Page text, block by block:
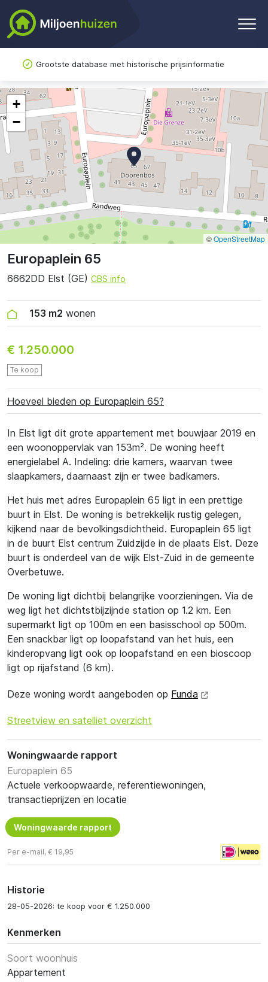
Grootste database met historische prijsinformatie
Europaplein 65
6662DD Elst (GE) CBS info
153 m2 wonen
€ 1.250.000
Te koop
Hoeveel bieden op Europaplein 65?
In Elst ligt dit grote appartement met bouwjaar 2019 en
een woonoppervlak van 153m². De woning heeft
energielabel A. Indeling: drie kamers, waarvan twee
slaapkamers, daarnaast zijn er twee badkamers.
Het huis met adres Europaplein 65 ligt in een prettige
buurt in Elst. De woning is betrekkelijk rustig gelegen,
kijkend naar de bevolkingsdichtheid. Europaplein 65 ligt
in de buurt Elst centrum Zuidzijde in de plaats Elst. Deze
buurt is onderdeel van de wijk Elst-Zuid in de gemeente
Overbetuwe.
De woning ligt dichtbij belangrijke voorzieningen. Via de
weg ligt het dichtstbijzijnde station op 1.2 km. Een
supermarkt ligt op 100m en een basisschool op 500m.
Een snackbar ligt op loopafstand van het huis, een
kinderopvang ligt ook op loopafstand en een bioscoop
ligt op rijafstand (6 km).
Deze woning wordt aangeboden op Funda
Streetview en satelliet overzicht
Woningwaarde rapport
Europaplein 65
Actuele verkoopwaarde, referentiewoningen,
transactieprijzen en locatie
Woningwaarde rapport
Per e-mail, € 19,95
Historie
28-05-2026: te koop voor € 1.250.000
Kenmerken
Soort woonhuis
Appartement
+
−
©OpenStreetMap